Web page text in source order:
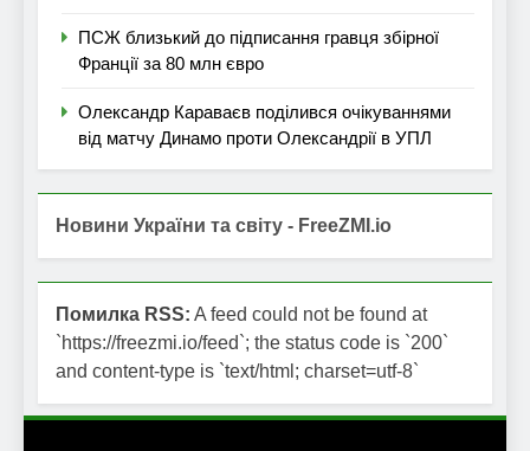
ПСЖ близький до підписання гравця збірної
Франції за 80 млн євро
Олександр Караваєв поділився очікуваннями
від матчу Динамо проти Олександрії в УПЛ
Новини України та світу - FreeZMI.io
Помилка RSS: A feed could not be found at
`https://freezmi.io/feed`; the status code is `200`
and content-type is `text/html; charset=utf-8`